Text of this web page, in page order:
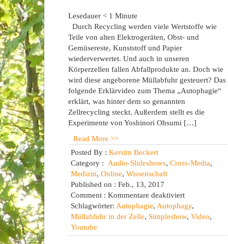
Lesedauer < 1 Minute
Durch Recycling werden viele Wertstoffe wie
Teile von alten Elektrogeräten, Obst- und
Gemüsereste, Kunststoff und Papier
wiederverwertet. Und auch in unseren
Körperzellen fallen Abfallprodukte an. Doch wie
wird diese angeborene Müllabfuhr gesteuert? Das
folgende Erklärvideo zum Thema „Autophagie“
erklärt, was hinter dem so genannten
Zellrecycling steckt. Außerdem stellt es die
Experimente von Yoshinori Ohsumi […]
Read More >>
Posted By : Kerstin Beckert
Category : Audio-Slideshows, Cross-Media,
Medizin, Online, Wissenschaft
Published on : Feb., 13, 2017
Comment : Kommentare deaktiviertfür
Autophagy
–
Prize
Schlagwörter: Autophagie, Autophagy,
Müllabfuhr in der Zelle, Simpleshow, Video,
Youtube